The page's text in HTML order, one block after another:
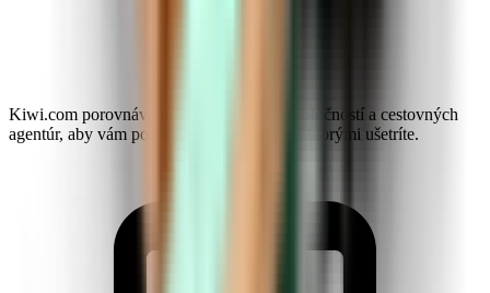
Kiwi.com porovnáva ponuky leteckých spoločností a cestovných
agentúr, aby vám ponúkol viac možností, s ktorými ušetríte.